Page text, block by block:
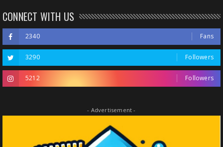
CONNECT WITH US
2340 Fans
3290 Followers
5212 Followers
- Advertisement -